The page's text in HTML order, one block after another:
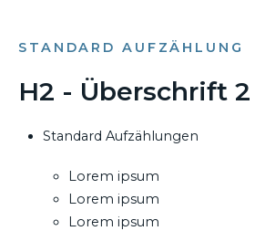
STANDARD AUFZÄHLUNG
H2 - Überschrift 2
Standard Aufzählungen
Lorem ipsum
Lorem ipsum
Lorem ipsum